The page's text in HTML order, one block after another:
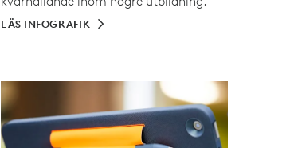
LÄS INFOGRAFIK